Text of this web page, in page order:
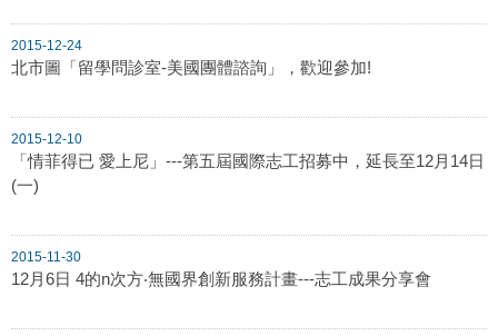
2015-12-24
北市圖「留學問診室-美國團體諮詢」，歡迎參加!
2015-12-10
「情菲得已 愛上尼」---第五屆國際志工招募中，延長至12月14日
(一)
2015-11-30
12月6日 4的n次方‧無國界創新服務計畫---志工成果分享會